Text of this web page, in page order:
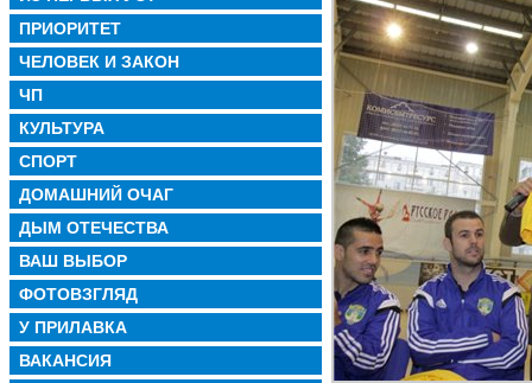
ПРИОРИТЕТ
ЧЕЛОВЕК И ЗАКОН
ЧП
КУЛЬТУРА
СПОРТ
ДОМАШНИЙ ОЧАГ
ДЫМ ОТЕЧЕСТВА
ВАШ ВЫБОР
ФОТОВЗГЛЯД
У ПРИЛАВКА
ВАКАНСИЯ